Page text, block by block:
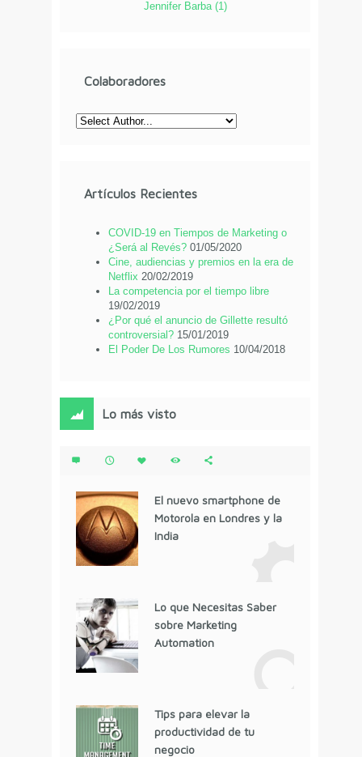
Jennifer Barba (1 )
Colaboradores
Artículos Recientes
COVID-19 en Tiempos de Marketing o
¿Será al Revés? 01/05/2020
Cine, audiencias y premios en la era de
Netflix 20/02/2019
La competencia por el tiempo libre
19/02/2019
¿Por qué el anuncio de Gillette resultó
controversial? 15/01/2019
El Poder De Los Rumores 10/04/2018
Lo más visto
El nuevo smartphone de
Motorola en Londres y la
India
Lo que Necesitas Saber
sobre Marketing
Automation
Tips para elevar la
productividad de tu
negocio